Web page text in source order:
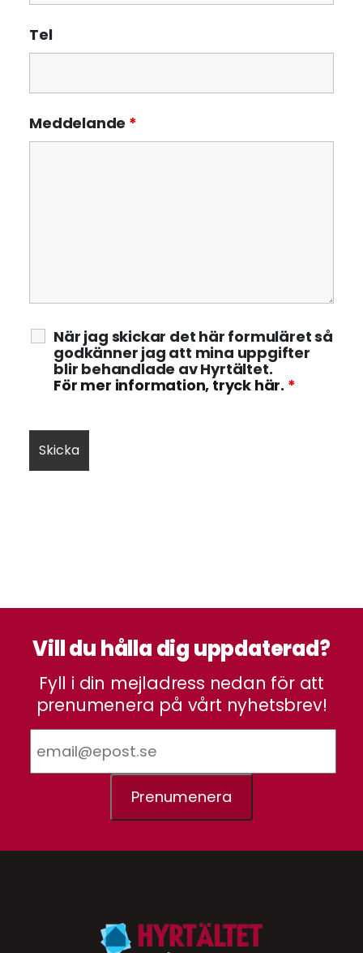
Tel
Meddelande *
När jag skickar det här formuläret så
godkänner jag att mina uppgifter
blir behandlade av Hyrtältet.
För mer information, tryck här. *
Vill du hålla dig uppdaterad?
Fyll i din mejladress nedan för att
prenumenera på vårt nyhetsbrev!